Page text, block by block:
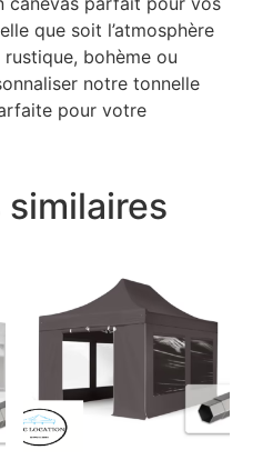
que soit l’atmosphère
bohème ou
notre tonnelle
pour votre